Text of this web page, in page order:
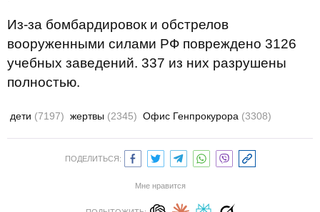
Из-за бомбардировок и обстрелов
вооруженными силами РФ повреждено 3126
учебных заведений. 337 из них разрушены
полностью.
дети (7197) жертвы (2345) Офис Генпрокурора (3308)
ПОДЕЛИТЬСЯ:
Мне нравится